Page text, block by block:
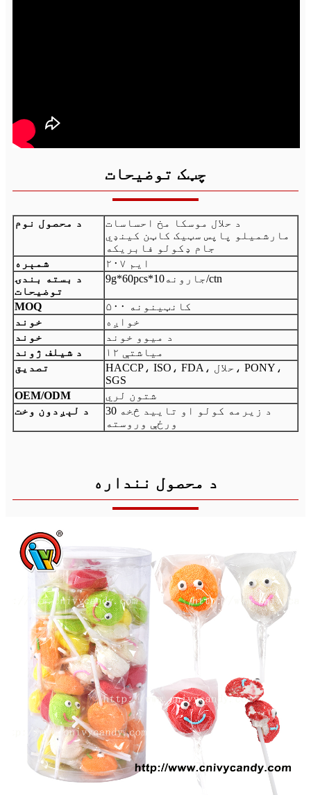
چټک توضیحات
د محصول نوم
د حلال موسکا مخ احساسات
مارشمیلو پاپس سټیک کاټن کینډي
جام ډکولو فابریکه
شمېره
ایم ۲۰۷
د بسته بندۍ
توضیحات
9g*60pcs*10جارونه/ctn
MOQ
۵۰۰ کانټینونه
خوند
خواږه
خوند
د میوو خوند
د شیلف ژوند
۱۲ میاشتې
تصدیق
HACCP، ISO، FDA، حلال، PONY،
SGS
OEM/ODM
شتون لري
د لېږدون وخت
د زیرمه کولو او تایید څخه 30
ورځې وروسته
د محصول ننداره